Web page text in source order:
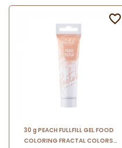
30 g PEACH FULLFILL GEL FOOD
COLORING FRACTAL COLORS
